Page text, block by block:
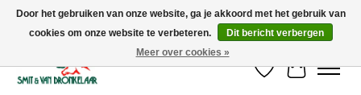
Uw leverancier voor stalinrichtingen en het opruwen van betonvloeren!
Verlanglijst
Door het gebruiken van onze website, ga je akkoord met het gebruik van
cookies om onze website te verbeteren.
Dit bericht verbergen
Meer over cookies »